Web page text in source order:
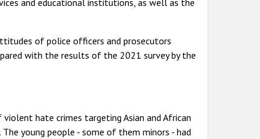
and educational institutions, as well as the
of police officers and prosecutors
with the results of the 2021 survey by the
hate crimes targeting Asian and African
young people - some of them minors - had